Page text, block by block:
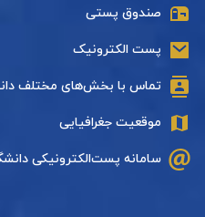
صندوق پستی
پست الکترونیک
تماس با بخش‌های مختلف
موقعیت جغرافیایی
سامانه پست‌الکترونیکی